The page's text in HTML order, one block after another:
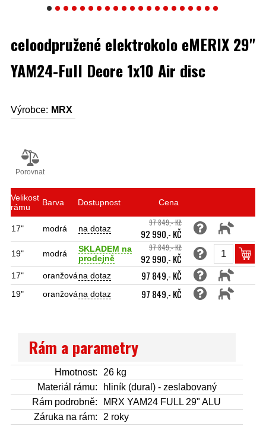
celoodpružené elektrokolo eMERIX 29"
YAM24-Full Deore 1x10 Air disc
Výrobce: MRX
Porovnat
Velikost
rámu
Barva Dostupnost Cena
17" modrá na dotaz
97 849,- Kč
92 990,- KČ
19" modrá
SKLADEM na
prodejně
97 849,- Kč
92 990,- KČ
17" oranžována dotaz 97 849,- KČ
19" oranžována dotaz 97 849,- KČ
Rám a parametry
Hmotnost:
26 kg
Materiál rámu:
hliník (dural) - zeslabovaný
Rám podrobně:
MRX YAM24 FULL 29" ALU
Záruka na rám:
2 roky